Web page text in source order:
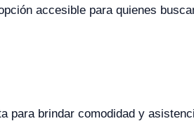
accesible para quienes
para brindar comodidad y